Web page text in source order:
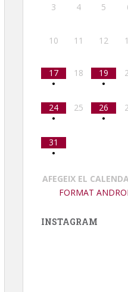
3 4 5
10 11 12
17
•
18
19
•
24
•
25
26
•
31
•
AFEGEIX EL
FORMAT
INSTAGRAM